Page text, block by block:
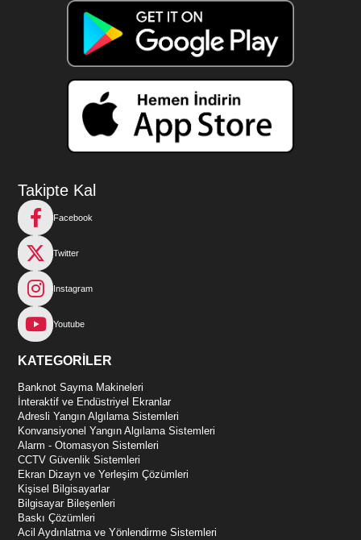
Takipte Kal
Facebook
Twitter
Instagram
Youtube
KATEGORİLER
Banknot Sayma Makineleri
İnteraktif ve Endüstriyel Ekranlar
Adresli Yangın Algılama Sistemleri
Konvansiyonel Yangın Algılama Sistemleri
Alarm - Otomasyon Sistemleri
CCTV Güvenlik Sistemleri
Ekran Dizayn ve Yerleşim Çözümleri
Kişisel Bilgisayarlar
Bilgisayar Bileşenleri
Baskı Çözümleri
Acil Aydınlatma ve Yönlendirme Sistemleri